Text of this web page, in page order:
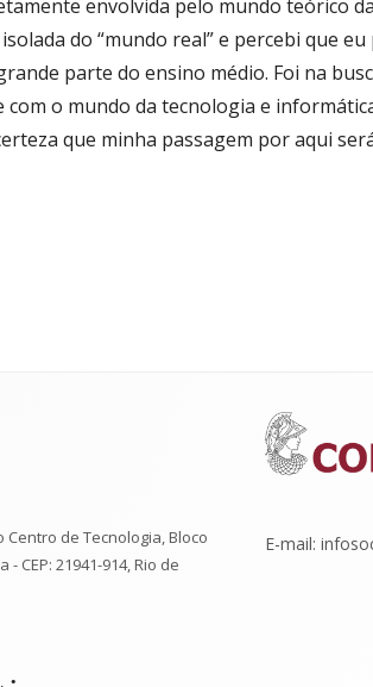
envolvida pelo mundo teórico
do “mundo real” e percebi que
parte do ensino médio. Foi na
o mundo da tecnologia e
que minha passagem por aqui
Centro de Tecnologia, Bloco
CEP: 21941-914, Rio de
E-mail:
. •